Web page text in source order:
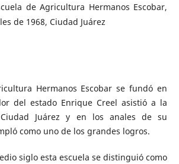
de Agricultura Hermanos Escobar,
de 1968, Ciudad Juárez
Hermanos Escobar se fundó en
del estado Enrique Creel asistió a la
Juárez y en los anales de su
como uno de los grandes logros.
siglo esta escuela se distinguió como